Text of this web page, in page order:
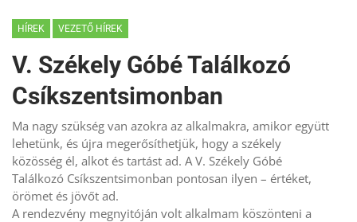
HÍREK VEZETŐ HÍREK
V. Székely Góbé Találkozó
Csíkszentsimonban
Ma nagy szükség van azokra az alkalmakra, amikor együtt
lehetünk, és újra megerősíthetjük, hogy a székely
közösség él, alkot és tartást ad. A V. Székely Góbé
Találkozó Csíkszentsimonban pontosan ilyen – értéket,
örömet és jövőt ad.
A rendezvény megnyitóján volt alkalmam köszönteni a